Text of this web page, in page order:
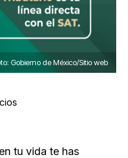
Gobierno de México/Sitio web
tu vida te has